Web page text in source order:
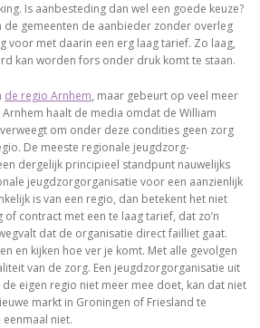
Is aanbesteding dan wel een goede keuze?
de gemeenten de aanbieder zonder overleg
voor met daarin een erg laag tarief. Zo laag,
kan worden fors onder druk komt te staan.
de regio Arnhem, maar gebeurt op veel meer
haalt de media omdat de William
om onder deze condities geen zorg
De meeste regionale jeugdzorg-
dergelijk principieel standpunt nauwelijks
jeugdzorgorganisatie voor een aanzienlijk
is van een regio, dan betekent het niet
contract met een te laag tarief, dat zo’n
dat de organisatie direct failliet gaat.
en kijken hoe ver je komt. Met alle gevolgen
van de zorg. Een jeugdzorgorganisatie uit
eigen regio niet meer mee doet, kan dat niet
markt in Groningen of Friesland te
niet.